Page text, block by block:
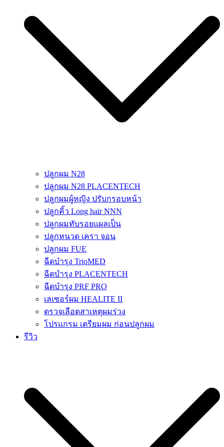
ปลูกผม N28
ปลูกผม N28 PLACENTECH
ปลูกผมผู้หญิง ปรับกรอบหน้า
ปลูกคิ้ว Long hair NNN
ปลูกผมทับรอยแผลเป็น
ปลูกหนวด เครา จอน
ปลูกผม FUE
ฉีดบำรุง TrioMED
ฉีดบำรุง PLACENTECH
ฉีดบำรุง PRF PRO
เลเซอร์ผม HEALITE II
ตรวจเลือดสาเหตุผมร่วง
โปรแกรม เตรียมผม ก่อนปลูกผม
รีวิว